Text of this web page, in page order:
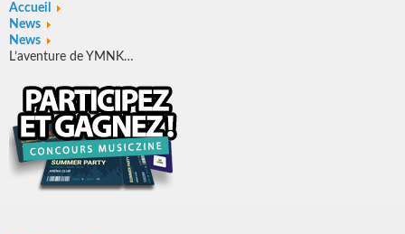
Accueil
News
News
L’aventure de YMNK…